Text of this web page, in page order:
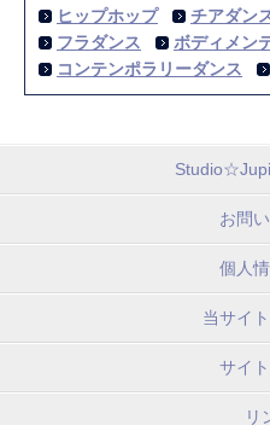
ヒップホップ
チアダン
フラダンス
ボディメン
コンテンポラリーダンス
お問
個人
当サイ
サイ
リ